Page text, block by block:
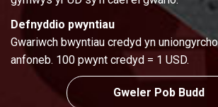
Defnyddio pwyntiau
Gwariwch bwyntiau credyd yn
anfoneb. 100 pwynt credyd = 1 USD.
Gweler Pob Budd